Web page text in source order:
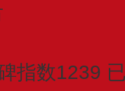
指数1239